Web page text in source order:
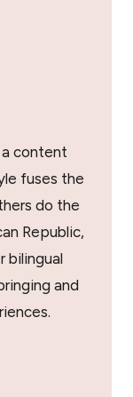
a content
fuses the
do the
Republic,
bilingual
and